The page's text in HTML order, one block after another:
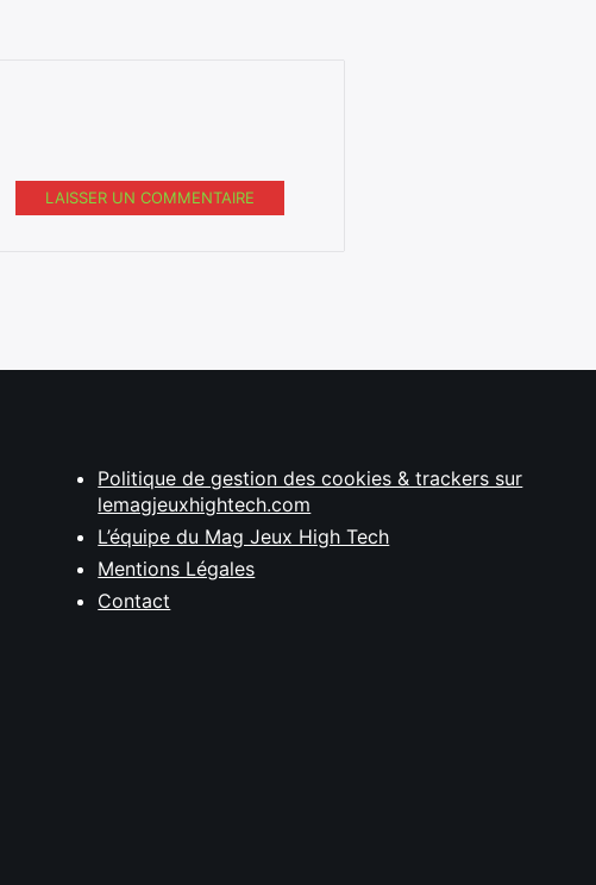
LAISSER UN COMMENTAIRE
Politique de gestion des cookies & trackers sur
lemagjeuxhightech.com
L’équipe du Mag Jeux High Tech
Mentions Légales
Contact